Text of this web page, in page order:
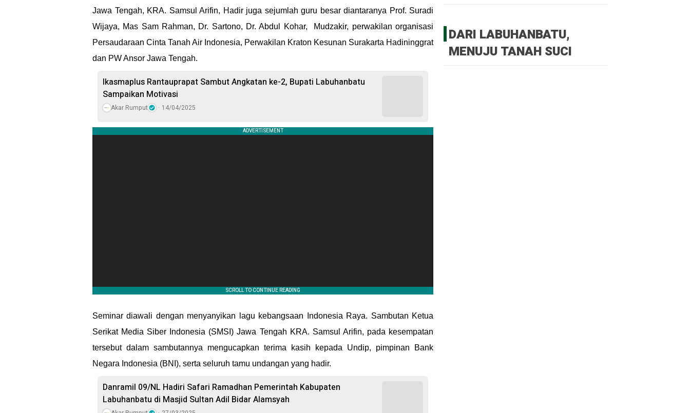
Jawa Tengah, KRA. Samsul Arifin, Hadir juga sejumlah guru besar diantaranya Prof. Suradi
Wijaya, Mas Sam Rahman, Dr. Sartono, Dr. Abdul Kohar, Mudzakir, perwakilan organisasi
Persaudaraan Cinta Tanah Air Indonesia, Perwakilan Kraton Kesunan Surakarta Hadininggrat
dan PW Ansor Jawa Tengah.
Ikasmaplus Rantauprapat Sambut Angkatan ke-2, Bupati Labuhanbatu
Sampaikan Motivasi
Akar Rumput 14/04/2025
Seminar diawali dengan menyanyikan lagu kebangsaan Indonesia Raya. Sambutan Ketua
Serikat Media Siber Indonesia (SMSI) Jawa Tengah KRA. Samsul Arifin, pada kesempatan
tersebut dalam sambutannya mengucapkan terima kasih kepada Undip, pimpinan Bank
Negara Indonesia (BNI), serta seluruh tamu undangan yang hadir.
Danramil 09/NL Hadiri Safari Ramadhan Pemerintah Kabupaten
Labuhanbatu di Masjid Sultan Adil Bidar Alamsyah
DARI LABUHANBATU,
MENUJU TANAH SUCI